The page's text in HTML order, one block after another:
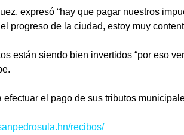
expresó “hay que pagar nuestros
progreso de la ciudad, estoy muy
están siendo bien invertidos “por eso
el pago de sus tributos
recibos/